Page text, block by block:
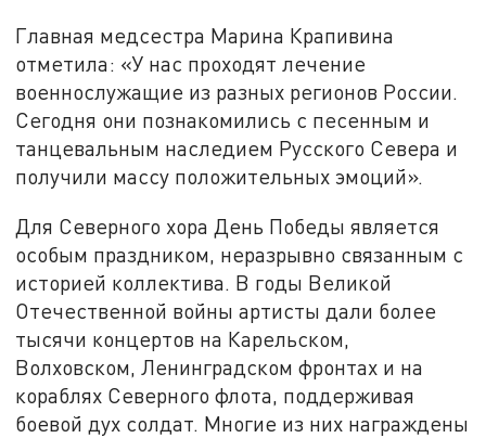
Главная медсестра Марина Крапивина
отметила: «У нас проходят лечение
военнослужащие из разных регионов России.
Сегодня они познакомились с песенным и
танцевальным наследием Русского Севера и
получили массу положительных эмоций».
Для Северного хора День Победы является
особым праздником, неразрывно связанным с
историей коллектива. В годы Великой
Отечественной войны артисты дали более
тысячи концертов на Карельском,
Волховском, Ленинградском фронтах и на
кораблях Северного флота, поддерживая
боевой дух солдат. Многие из них награждены